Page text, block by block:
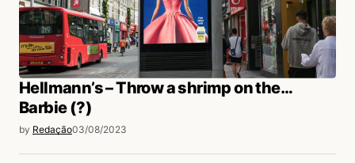
login
Hellmann’s – Throw a shrimp on the…
Barbie (?)
by Redação03/08/2023